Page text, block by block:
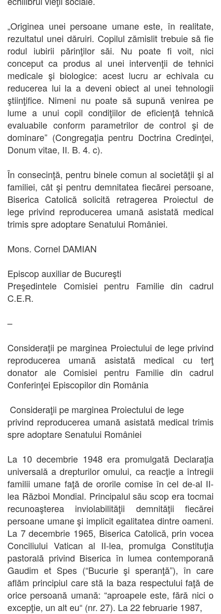
„Originea unei persoane umane este, în realitate,
rezultatul unei dăruiri. Copilul zămislit trebuie să fie
rodul iubirii părinţilor săi. Nu poate fi voit, nici
conceput ca produs al unei intervenţii de tehnici
medicale şi biologice: acest lucru ar echivala cu
reducerea lui la a deveni obiect al unei tehnologii
ştiinţifice. Nimeni nu poate să supună venirea pe
lume a unui copil condiţiilor de eficienţă tehnică
evaluabile conform parametrilor de control şi de
dominare” (Congregaţia pentru Doctrina Credinţei,
Donum vitae, II. B. 4. c).
În consecinţă, pentru binele comun al societăţii şi al
familiei, cât şi pentru demnitatea fiecărei persoane,
Biserica Catolică solicită retragerea Proiectul de
lege privind reproducerea umană asistată medical
trimis spre adoptare Senatului României.
Mons. Cornel DAMIAN
Episcop auxiliar de Bucureşti
Preşedintele Comisiei pentru Familie din cadrul
C.E.R.
–
Consideraţii pe marginea Proiectului de lege privind
reproducerea umană asistată medical cu terţ
donator ale Comisiei pentru Familie din cadrul
Conferinţei Episcopilor din România
Consideraţii pe marginea Proiectului de lege
privind reproducerea umană asistată medical trimis
spre adoptare Senatului României
La 10 decembrie 1948 era promulgată Declaraţia
universală a drepturilor omului, ca reacţie a întregii
familii umane faţă de ororile comise în cel de-al II-
lea Război Mondial. Principalul său scop era tocmai
recunoaşterea inviolabilităţii demnităţii fiecărei
persoane umane şi implicit egalitatea dintre oameni.
La 7 decembrie 1965, Biserica Catolică, prin vocea
Conciliului Vatican al II-lea, promulga Constituţia
pastorală privind Biserica în lumea contemporană
Gaudim et Spes (“Bucurie şi speranţă”), în care
aflăm principiul care stă la baza respectului faţă de
orice persoană umană: “aproapele este, fără nici o
excepţie, un alt eu“ (nr. 27). La 22 februarie 1987,